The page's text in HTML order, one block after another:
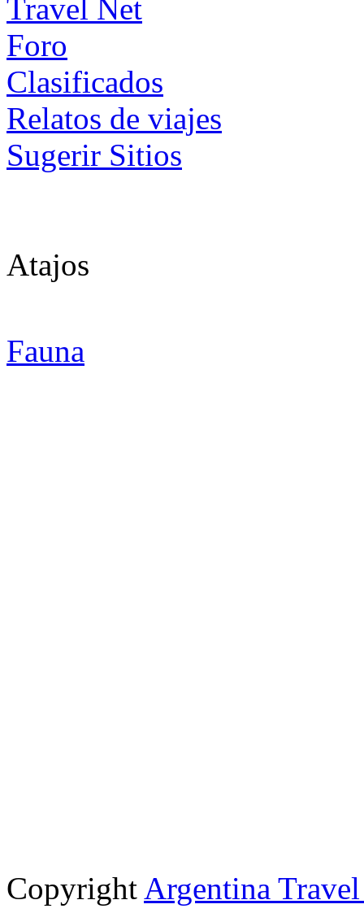
Foro
Clasificados
Relatos de viajes
Sugerir Sitios
Atajos
Fauna
Copyright Argentina